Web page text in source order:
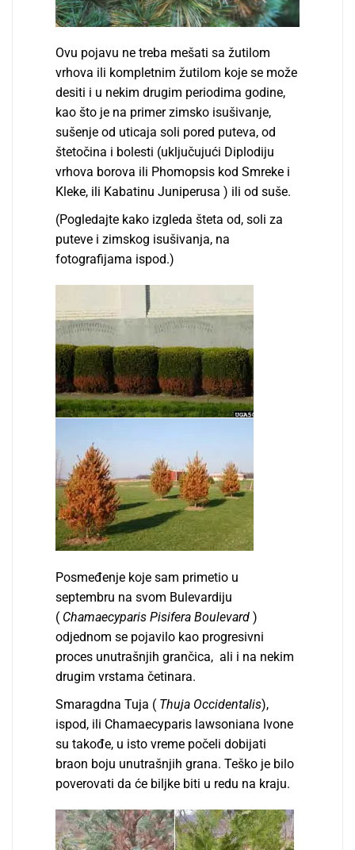
Ovu pojavu ne treba mešati sa žutilom
vrhova ili kompletnim žutilom koje se može
desiti i u nekim drugim periodima godine,
kao što je na primer zimsko isušivanje,
sušenje od uticaja soli pored puteva, od
štetočina i bolesti (uklјučujući Diplodiju
vrhova borova ili Phomopsis kod Smreke i
Kleke, ili Kabatinu Juniperusa ) ili od suše.
(Pogledajte kako izgleda šteta od, soli za
puteve i ​​zimskog isušivanja, na
fotografijama ispod.)
Posmeđenje koje sam primetio u
septembru na svom Bulevardiju
( Chamaecyparis Pisifera Boulevard)
odjednom se pojavilo kao progresivni
proces unutrašnjih grančica, ali i na nekim
drugim vrstama četinara.
Smaragdna Tuja ( Thuja Occidentalis),
ispod, ili Chamaecyparis lawsoniana Ivone
su takođe, u isto vreme počeli dobijati
braon boju unutrašnjih grana. Teško je bilo
poverovati da će bilјke biti u redu na kraju.